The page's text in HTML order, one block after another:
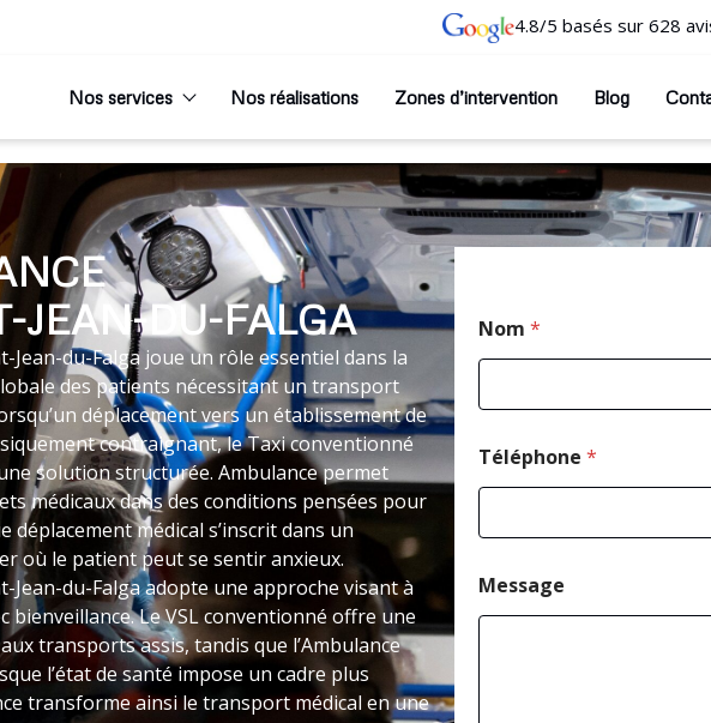
4.8/5 basés sur 628
Nos services Nos réalisations Zones d’intervention Blog
JEAN-DU-FALGA
Jean-du-Falga joue un rôle essentiel dans la
des patients nécessitant un transport
déplacement vers un établissement de
contraignant, le Taxi conventionné
solution structurée. Ambulance permet
médicaux dans des conditions pensées pour
déplacement médical s’inscrit dans un
où le patient peut se sentir anxieux.
Jean-du-Falga adopte une approche visant à
bienveillance. Le VSL conventionné offre une
transports assis, tandis que l’Ambulance
l’état de santé impose un cadre plus
transforme ainsi le transport médical en une
Nom *
Téléphone *
Message